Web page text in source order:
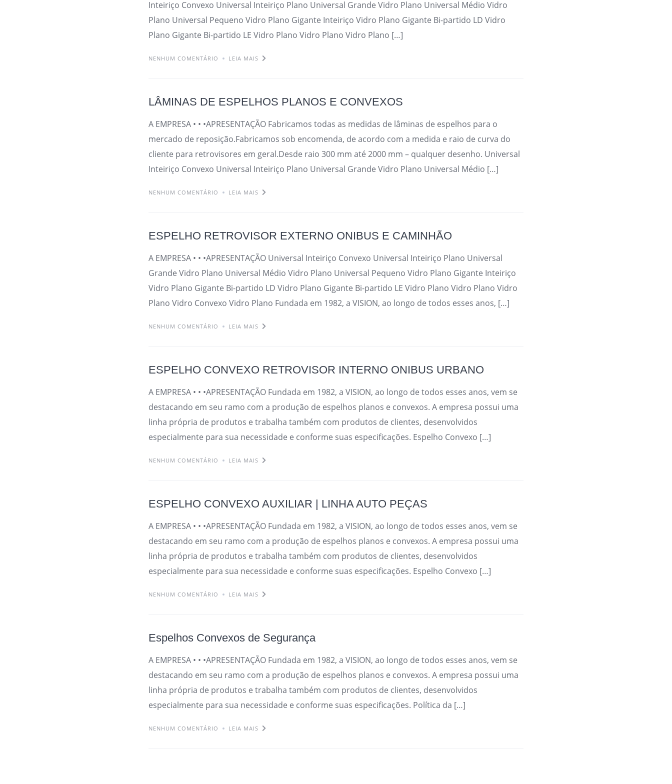
Inteiriço Convexo Universal Inteiriço Plano Universal Grande Vidro Plano Universal Médio Vidro
Plano Universal Pequeno Vidro Plano Gigante Inteiriço Vidro Plano Gigante Bi-partido LD Vidro
Plano Gigante Bi-partido LE Vidro Plano Vidro Plano Vidro Plano […]
NENHUM COMENTÁRIO LEIA MAIS
LÂMINAS DE ESPELHOS PLANOS E CONVEXOS
A EMPRESA • • •APRESENTAÇÃO Fabricamos todas as medidas de lâminas de espelhos para o
mercado de reposição.Fabricamos sob encomenda, de acordo com a medida e raio de curva do
cliente para retrovisores em geral.Desde raio 300 mm até 2000 mm – qualquer desenho. Universal
Inteiriço Convexo Universal Inteiriço Plano Universal Grande Vidro Plano Universal Médio […]
NENHUM COMENTÁRIO LEIA MAIS
ESPELHO RETROVISOR EXTERNO ONIBUS E CAMINHÃO
A EMPRESA • • •APRESENTAÇÃO Universal Inteiriço Convexo Universal Inteiriço Plano Universal
Grande Vidro Plano Universal Médio Vidro Plano Universal Pequeno Vidro Plano Gigante Inteiriço
Vidro Plano Gigante Bi-partido LD Vidro Plano Gigante Bi-partido LE Vidro Plano Vidro Plano Vidro
Plano Vidro Convexo Vidro Plano Fundada em 1982, a VISION, ao longo de todos esses anos, […]
NENHUM COMENTÁRIO LEIA MAIS
ESPELHO CONVEXO RETROVISOR INTERNO ONIBUS URBANO
A EMPRESA • • •APRESENTAÇÃO Fundada em 1982, a VISION, ao longo de todos esses anos, vem se
destacando em seu ramo com a produção de espelhos planos e convexos. A empresa possui uma
linha própria de produtos e trabalha também com produtos de clientes, desenvolvidos
especialmente para sua necessidade e conforme suas especificações. Espelho Convexo […]
NENHUM COMENTÁRIO LEIA MAIS
ESPELHO CONVEXO AUXILIAR | LINHA AUTO PEÇAS
A EMPRESA • • •APRESENTAÇÃO Fundada em 1982, a VISION, ao longo de todos esses anos, vem se
destacando em seu ramo com a produção de espelhos planos e convexos. A empresa possui uma
linha própria de produtos e trabalha também com produtos de clientes, desenvolvidos
especialmente para sua necessidade e conforme suas especificações. Espelho Convexo […]
NENHUM COMENTÁRIO LEIA MAIS
Espelhos Convexos de Segurança
A EMPRESA • • •APRESENTAÇÃO Fundada em 1982, a VISION, ao longo de todos esses anos, vem se
destacando em seu ramo com a produção de espelhos planos e convexos. A empresa possui uma
linha própria de produtos e trabalha também com produtos de clientes, desenvolvidos
especialmente para sua necessidade e conforme suas especificações. Política da […]
NENHUM COMENTÁRIO LEIA MAIS